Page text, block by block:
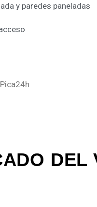
y paredes paneladas
DEL